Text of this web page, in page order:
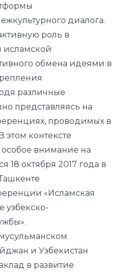
диалога.
роль в
исламской
обмена идеями в
различные
представляясь на
проводимых в
этом контексте
внимание на
18 октября 2017 года в
«Исламская
узбекско-
и Узбекистан
в развитие